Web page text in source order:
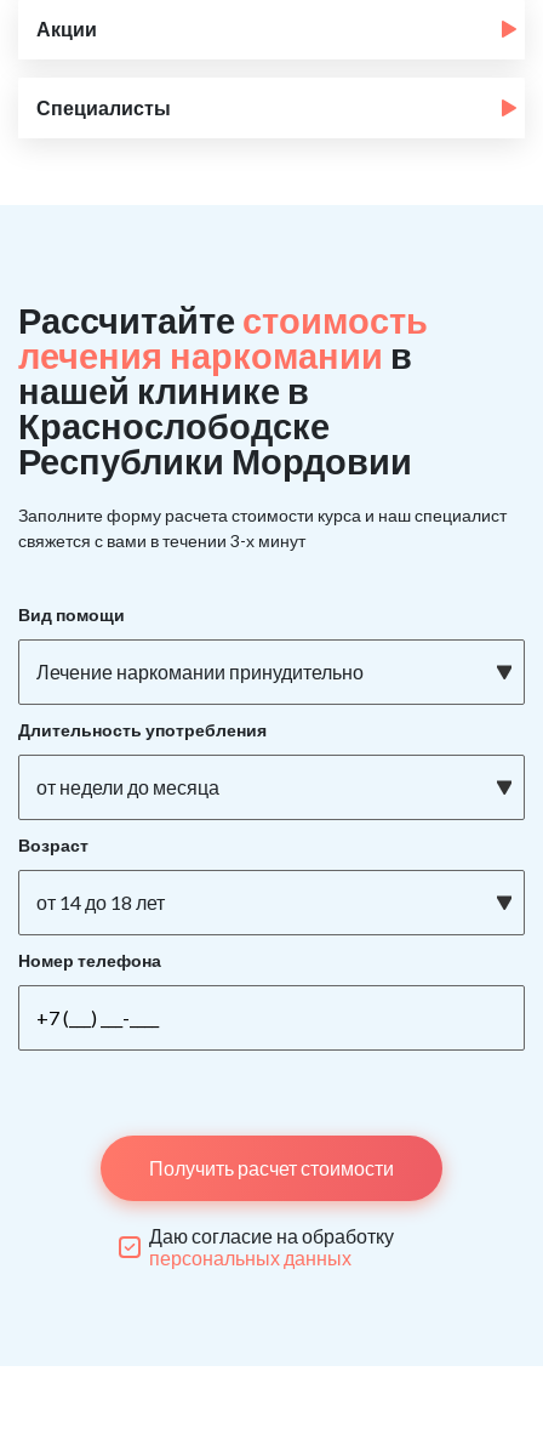
Акции
Специалисты
Рассчитайте стоимость
лечения наркомании в
нашей клинике в
Краснослободске
Республики Мордовии
Заполните форму расчета стоимости курса и наш специалист
свяжется с вами в течении 3-х минут
Вид помощи
Лечение наркомании принудительно
Длительность употребления
от недели до месяца
Возраст
от 14 до 18 лет
Номер телефона
Получить расчет стоимости
Даю согласие на обработку
персональных данных